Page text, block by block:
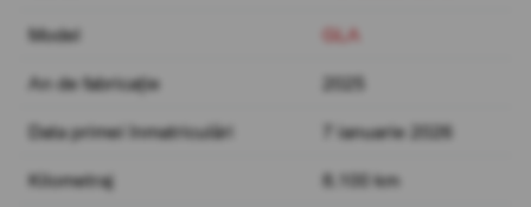
Model GLA
An de fabricație 2025
Data primei înmatriculări 7 ianuarie 2026
Kilometraj 8.100 km